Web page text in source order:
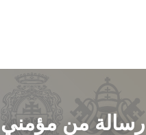
رسالة من مؤمني